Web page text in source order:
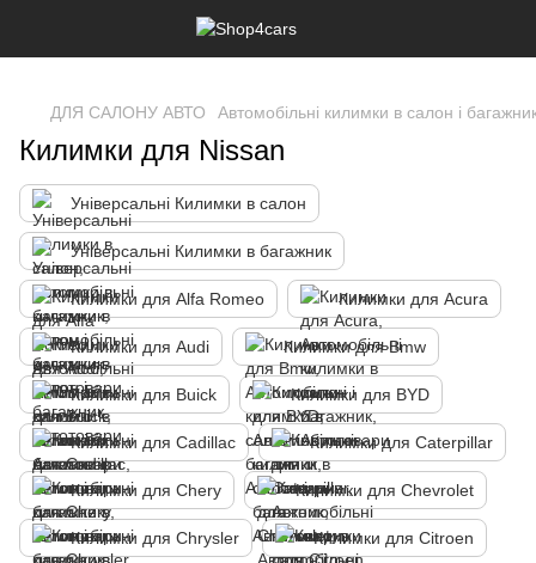
ДЛЯ САЛОНУ АВТО Автомобільні килимки в салон і
Килимки для Nissan
Універсальні Килимки в салон
Універсальні Килимки в багажник
Килимки для Alfa Romeo Килимки для Acura
Килимки для Audi Килимки для Bmw
Килимки для Buick Килимки для BYD
Килимки для Cadillac Килимки для Caterpillar
Килимки для Chery Килимки для Chevrolet
Килимки для Chrysler Килимки для Citroen